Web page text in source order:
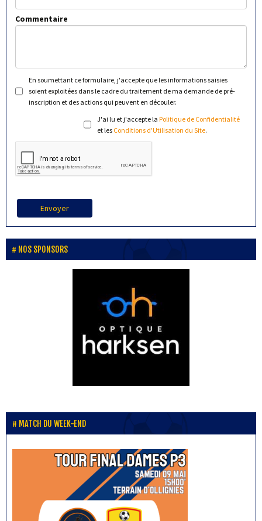
Commentaire
En soumettant ce formulaire, j'accepte que les informations saisies
soient exploitées dans le cadre du traitement de ma demande de pré-
inscription et des actions qui peuvent en découler.
J'ai lu et j'accepte la Politique de Confidentialité
et les Conditions d'Utilisation du Site.
Envoyer
NOS SPONSORS
MATCH DU WEEK-END